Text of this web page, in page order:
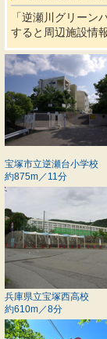
「逆瀬川グリー
すると周辺施設情
宝塚市立逆瀬台小学校
約875m／11分
兵庫県立宝塚西高校
約610m／8分